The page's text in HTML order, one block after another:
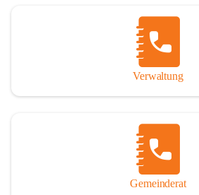
Verwaltung
Gemeinderat